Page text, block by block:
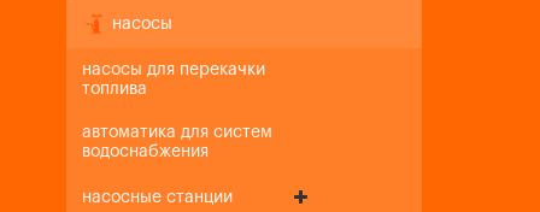
насосы
насосы для перекачки
топлива
автоматика для систем
водоснабжения
насосные станции